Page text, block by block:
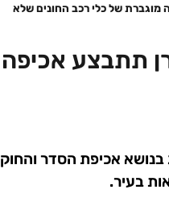
מוגברת של כלי רכב החונים שלא
תתבצע אכיפה
בנושא אכיפת הסדר והחוק
בעיר.